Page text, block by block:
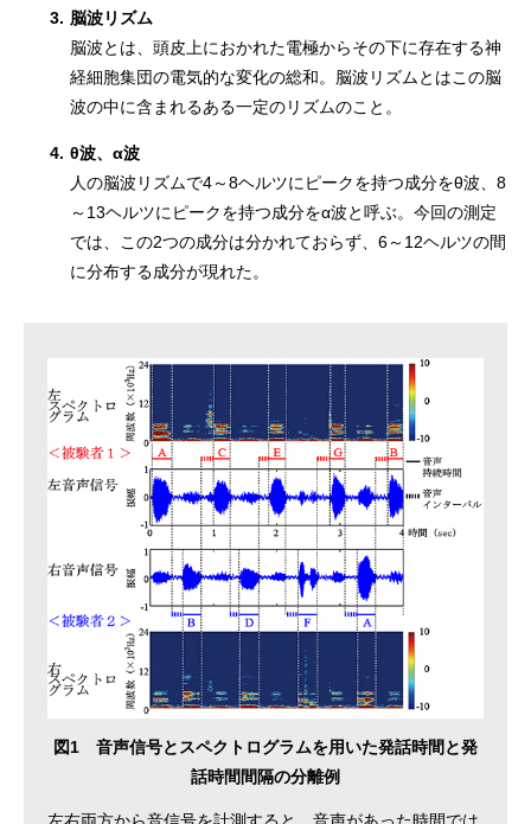
3. 脳波リズム
脳波とは、頭皮上におかれた電極からその下に存在する神
経細胞集団の電気的な変化の総和。脳波リズムとはこの脳
波の中に含まれるある一定のリズムのこと。
4. θ波、α波
人の脳波リズムで4～8ヘルツにピークを持つ成分をθ波、8
～13ヘルツにピークを持つ成分をα波と呼ぶ。今回の測定
では、この2つの成分は分かれておらず、6～12ヘルツの間
に分布する成分が現れた。
図1 音声信号とスペクトログラムを用いた発話時間と発
話時間間隔の分離例
左右両方から音信号を計測すると、音声があった時間では